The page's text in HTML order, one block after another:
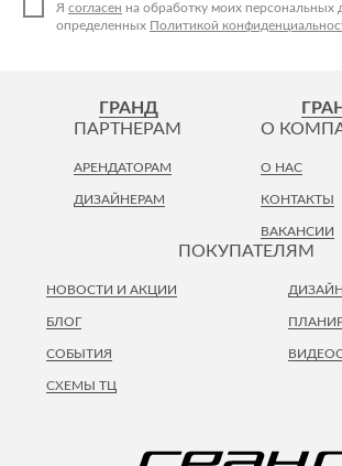
Я согласен на обработку моих персональных
определенных Политикой
ГРАНД
ПОКУПАТЕЛЯМ
НОВОСТИ И АКЦИИ
БЛОГ
СОБЫТИЯ
СХЕМЫ ТЦ
ПАРТНЕРАМ
АРЕНДАТОРАМ
ДИЗАЙНЕРАМ
О
О НАС
КОНТАКТЫ
ВАКАНСИИ